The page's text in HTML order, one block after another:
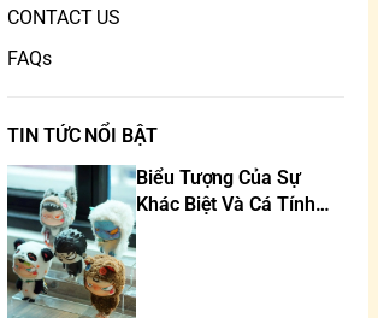
CONTACT US
FAQs
TIN TỨC NỔI BẬT
Biểu Tượng Của Sự
Khác Biệt Và Cá Tính